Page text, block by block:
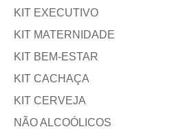
KIT EXECUTIVO
KIT MATERNIDADE
KIT BEM-ESTAR
KIT CACHAÇA
KIT CERVEJA
NÃO ALCOÓLICOS